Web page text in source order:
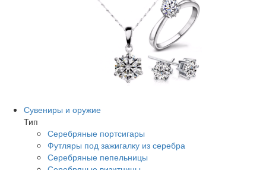
Сувениры и оружие
Тип
Серебряные портсигары
Футляры под зажигалку из серебра
Серебряные пепельницы